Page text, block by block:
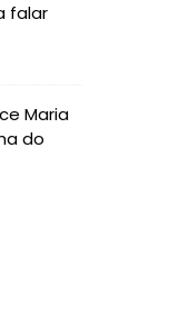
falar
Maria
do